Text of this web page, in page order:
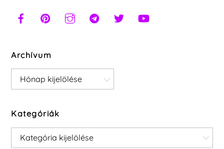
Archívum
Archívum
Kategóriák
Kategóriák